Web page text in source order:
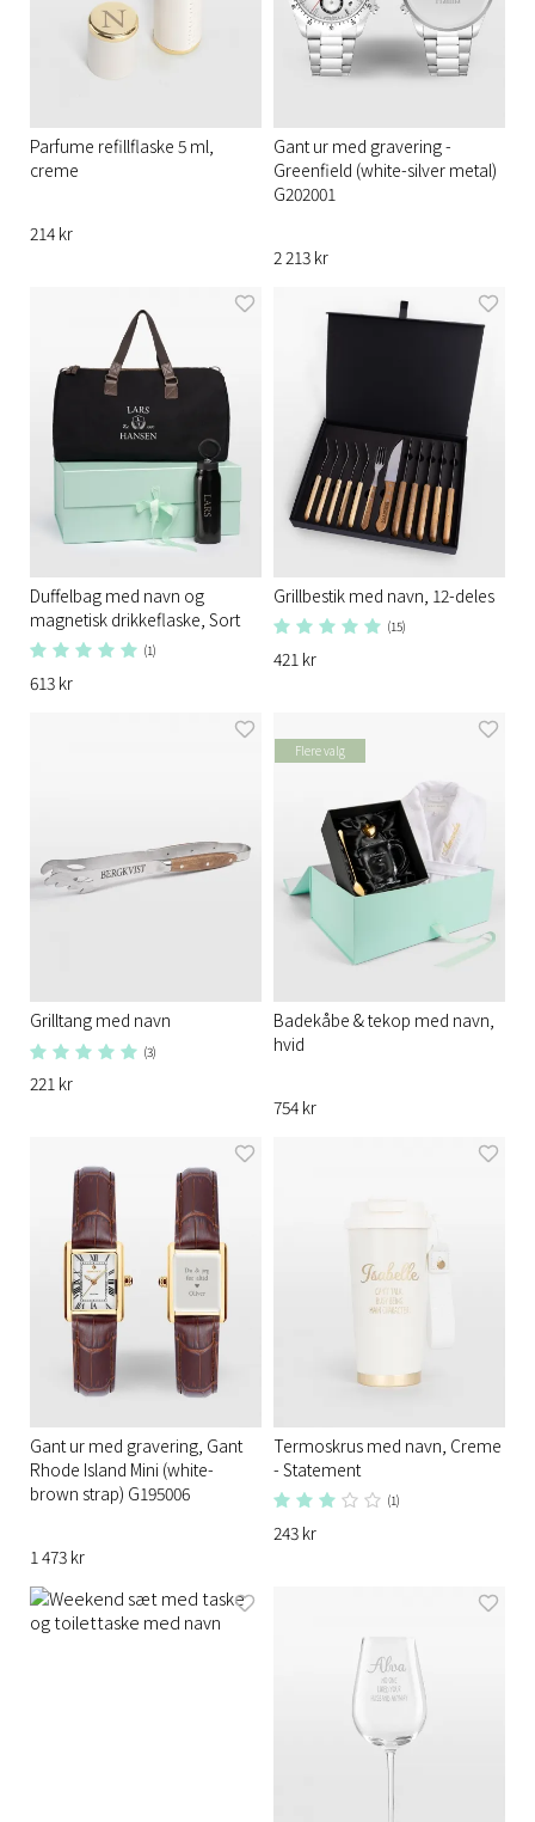
Parfume refillflaske 5 ml,
creme
214 kr
Gant ur med gravering -
Greenfield (white-silver metal)
G202001
2 213 kr
Duffelbag med navn og
magnetisk drikkeflaske, Sort
(1)
613 kr
Grillbestik med navn, 12-deles
(15)
421 kr
Grilltang med navn
(3)
221 kr
Flere valg
Badekåbe & tekop med navn,
hvid
754 kr
Gant ur med gravering, Gant
Rhode Island Mini (white-
brown strap) G195006
1 473 kr
Termoskrus med navn, Creme
- Statement
(1)
243 kr